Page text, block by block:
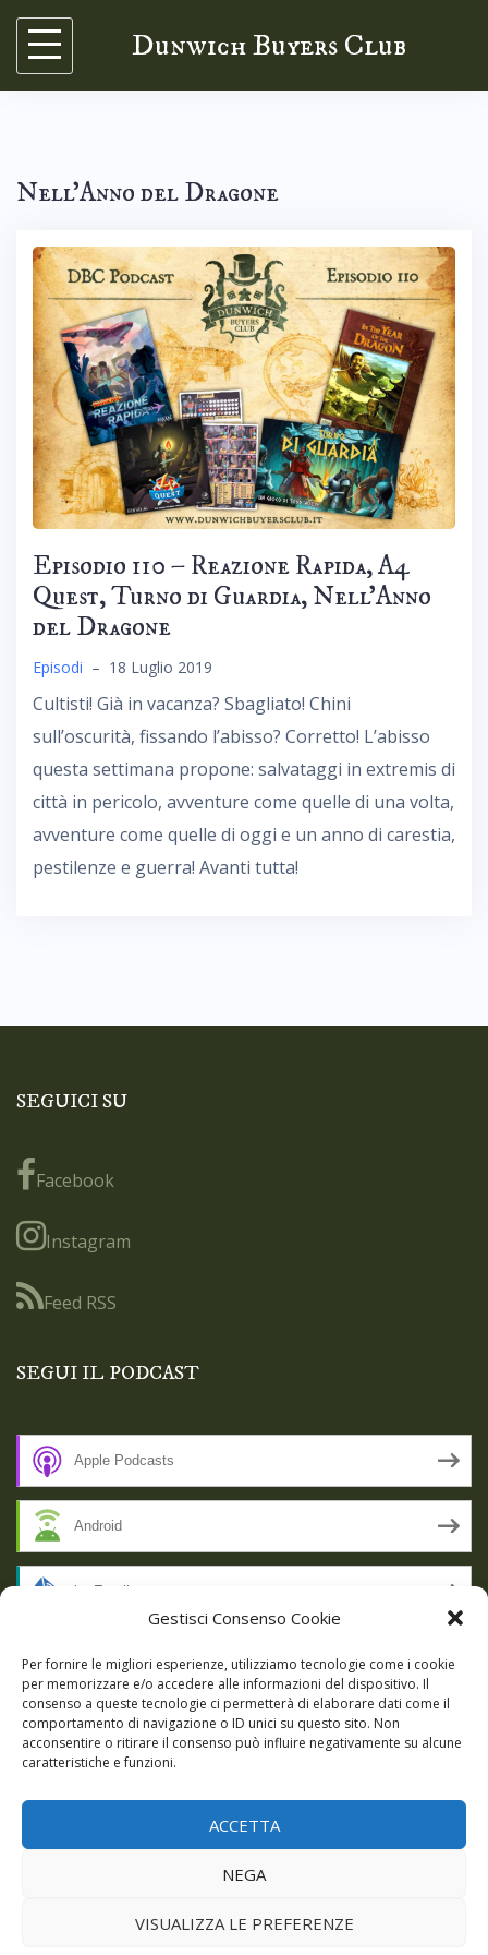
Gestisci Consenso Cookie
Per fornire le migliori esperienze, utilizziamo tecnologie come i cookie
per memorizzare e/o accedere alle informazioni del dispositivo. Il
consenso a queste tecnologie ci permetterà di elaborare dati come il
comportamento di navigazione o ID unici su questo sito. Non
acconsentire o ritirare il consenso può influire negativamente su alcune
caratteristiche e funzioni.
ACCETTA
NEGA
VISUALIZZA LE PREFERENZE
Skip
content
Dunwich Buyers Club
Nell’Anno del Dragone
Episodio 110 – Reazione Rapida, A4
Quest, Turno di Guardia, Nell’Anno
del Dragone
Episodi – 18 Luglio 2019
Cultisti! Già in vacanza? Sbagliato! Chini
sull’oscurità, fissando l’abisso? Corretto! L’abisso
questa settimana propone: salvataggi in extremis di
città in pericolo, avventure come quelle di una volta,
avventure come quelle di oggi e un anno di carestia,
pestilenze e guerra! Avanti tutta!
SEGUICI SU
Facebook
Instagram
Feed RSS
SEGUI IL PODCAST
Apple Podcasts
Android
by Email
RSS
SSL SECURE
|Theme:
Giochi DBC Podcast Cookie Policy (UE)